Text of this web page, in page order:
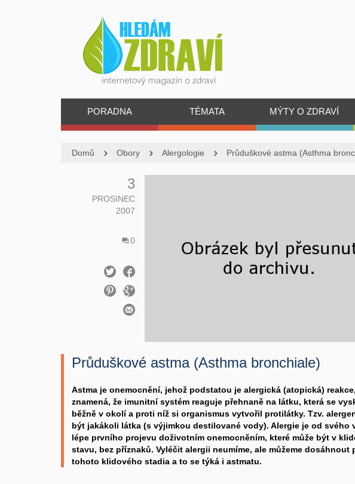
PORADNA TÉMATA MÝTY O ZDRAVÍ
Domů Obory Alergologie Průduškové astma (Asthma
3
PROSINEC
2007
0
Průduškové astma (Asthma bronchiale)
Astma je onemocnění, jehož podstatou je alergická (atopická)
znamená, že imunitní systém reaguje přehnaně na látku, která se
běžně v okolí a proti níž si organismus vytvořil protilátky. Tzv.
být jakákoli látka (s výjimkou destilované vody). Alergie je od svého
lépe prvního projevu doživotním onemocněním, které může být v
stavu, bez příznaků. Vyléčit alergii neumíme, ale můžeme dosáhnout
tohoto klidového stadia a to se týká i astmatu.